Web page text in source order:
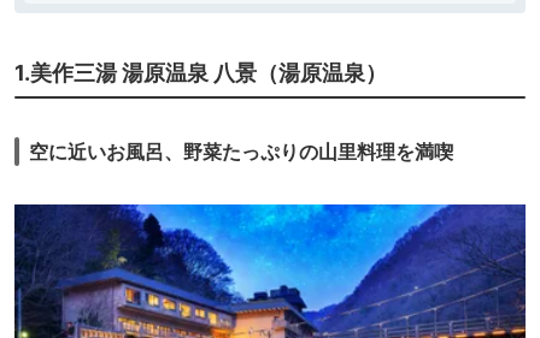
1.美作三湯 湯原温泉 八景（湯原温泉）
空に近いお風呂、野菜たっぷりの山里料理を満喫